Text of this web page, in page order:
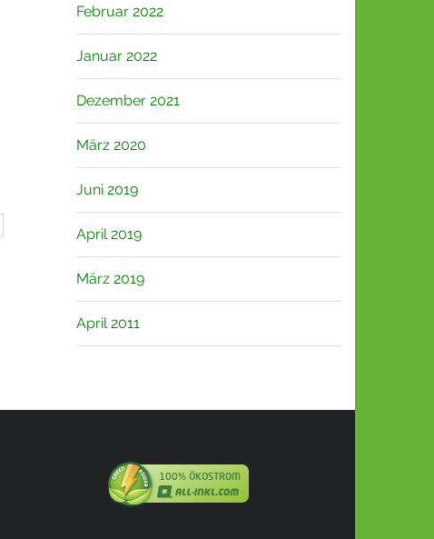
Februar 2022
Januar 2022
Dezember 2021
März 2020
Juni 2019
April 2019
März 2019
April 2011